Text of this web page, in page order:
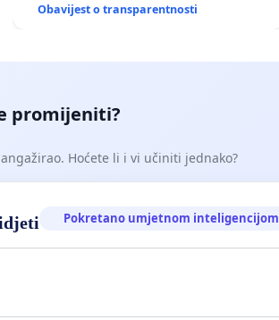
Obavijest o transparentnosti
promijeniti?
Hoćete li i vi učiniti jednako?
Pokretano umjetnom inteligencijom